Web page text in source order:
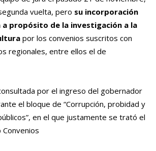
vuelta, pero su incorporación
a propósito de la investigación a la
por los convenios suscritos con
regionales, entre ellos el de
por el ingreso del gobernador
el bloque de “Corrupción, probidad y
en el que justamente se trató el
Convenios